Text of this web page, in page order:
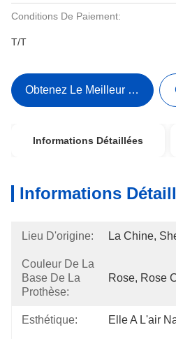
Conditions De Paiement:
T/T
Obtenez Le Meilleur Prix
Informations Détaillées
Informations
Lieu D'origine: La Chine,
Couleur De La
Base De La
Prothèse:
Rose, Rose
Esthétique: Elle A L'air